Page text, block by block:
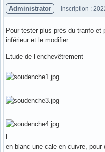
Administrator Inscription :
Pour tester plus prés du tranfo
inférieur et le modifier.
Etude de l’enchevêtrement
en blanc une cale en cuivre,